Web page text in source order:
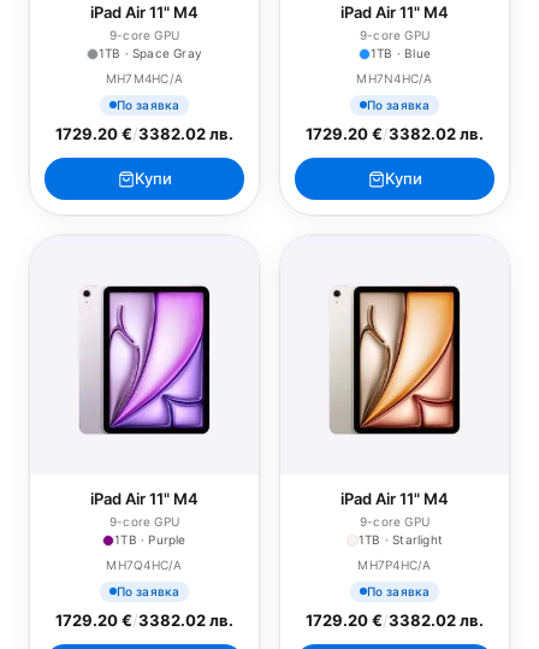
iPad Air 11" M4
9-core GPU
1TB · Space Gray
MH7M4HC/A
По заявка
1729.20 €/3382.02 лв.
Купи
iPad Air 11" M4
9-core GPU
1TB · Blue
MH7N4HC/A
По заявка
1729.20 €/3382.02 лв.
Купи
iPad Air 11" M4
9-core GPU
1TB · Purple
MH7Q4HC/A
По заявка
1729.20 €/3382.02 лв.
iPad Air 11" M4
9-core GPU
1TB · Starlight
MH7P4HC/A
По заявка
1729.20 €/3382.02 лв.